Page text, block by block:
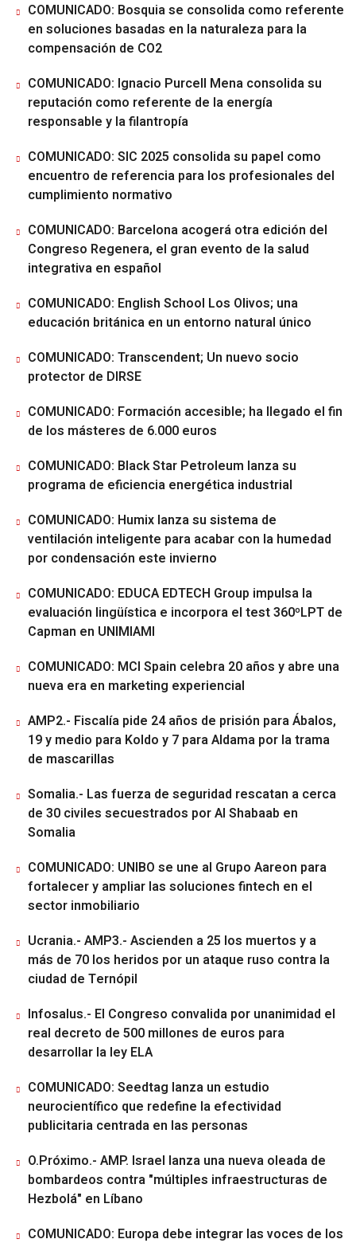
COMUNICADO: Bosquia se consolida como referente
en soluciones basadas en la naturaleza para la
compensación de CO2
COMUNICADO: Ignacio Purcell Mena consolida su
reputación como referente de la energía
responsable y la filantropía
COMUNICADO: SIC 2025 consolida su papel como
encuentro de referencia para los profesionales del
cumplimiento normativo
COMUNICADO: Barcelona acogerá otra edición del
Congreso Regenera, el gran evento de la salud
integrativa en español
COMUNICADO: English School Los Olivos; una
educación británica en un entorno natural único
COMUNICADO: Transcendent; Un nuevo socio
protector de DIRSE
COMUNICADO: Formación accesible; ha llegado el fin
de los másteres de 6.000 euros
COMUNICADO: Black Star Petroleum lanza su
programa de eficiencia energética industrial
COMUNICADO: Humix lanza su sistema de
ventilación inteligente para acabar con la humedad
por condensación este invierno
COMUNICADO: EDUCA EDTECH Group impulsa la
evaluación lingüística e incorpora el test 360ºLPT de
Capman en UNIMIAMI
COMUNICADO: MCI Spain celebra 20 años y abre una
nueva era en marketing experiencial
AMP2.- Fiscalía pide 24 años de prisión para Ábalos,
19 y medio para Koldo y 7 para Aldama por la trama
de mascarillas
Somalia.- Las fuerza de seguridad rescatan a cerca
de 30 civiles secuestrados por Al Shabaab en
Somalia
COMUNICADO: UNIBO se une al Grupo Aareon para
fortalecer y ampliar las soluciones fintech en el
sector inmobiliario
Ucrania.- AMP3.- Ascienden a 25 los muertos y a
más de 70 los heridos por un ataque ruso contra la
ciudad de Ternópil
Infosalus.- El Congreso convalida por unanimidad el
real decreto de 500 millones de euros para
desarrollar la ley ELA
COMUNICADO: Seedtag lanza un estudio
neurocientífico que redefine la efectividad
publicitaria centrada en las personas
O.Próximo.- AMP. Israel lanza una nueva oleada de
bombardeos contra "múltiples infraestructuras de
Hezbolá" en Líbano
COMUNICADO: Europa debe integrar las voces de los